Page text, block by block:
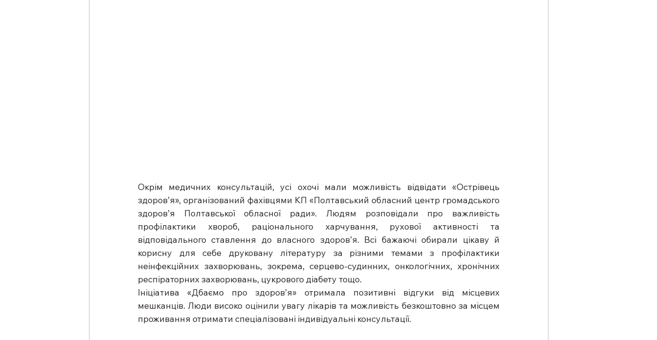
Окрім медичних консультацій, усі охочі мали можливість відвідати «Острівець
здоров’я», організований фахівцями КП «Полтавський обласний центр громадського
здоров’я Полтавської обласної ради». Людям розповідали про важливість
профілактики хвороб, раціонального харчування, рухової активності та
відповідального ставлення до власного здоров’я. Всі бажаючі обирали цікаву й
корисну для себе друковану літературу за різними темами з профілактики
неінфекційних захворювань, зокрема, серцево-судинних, онкологічних, хронічних
респіраторних захворювань, цукрового діабету тощо.
Ініціатива «Дбаємо про здоров’я» отримала позитивні відгуки від місцевих
мешканців. Люди високо оцінили увагу лікарів та можливість безкоштовно за місцем
проживання отримати спеціалізовані індивідуальні консультації.